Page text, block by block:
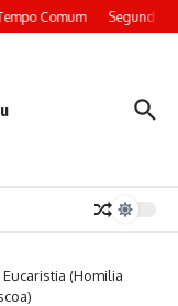
Comum Segunda-
(Homilia